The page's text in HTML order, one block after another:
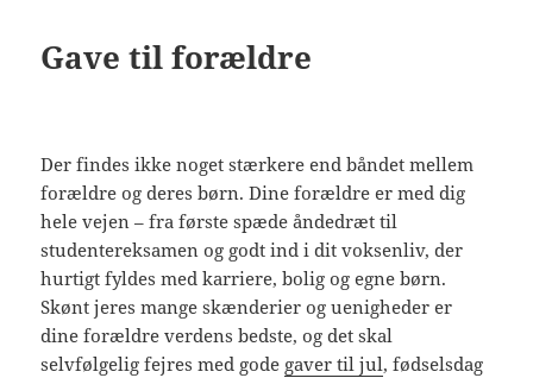
Gave til forældre
Der findes ikke noget stærkere end båndet mellem
forældre og deres børn. Dine forældre er med dig
hele vejen – fra første spæde åndedræt til
studentereksamen og godt ind i dit voksenliv, der
hurtigt fyldes med karriere, bolig og egne børn.
Skønt jeres mange skænderier og uenigheder er
dine forældre verdens bedste, og det skal
selvfølgelig fejres med gode gaver til jul, fødselsdag